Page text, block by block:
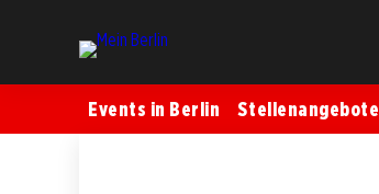
Events in Berlin Stellenangebote